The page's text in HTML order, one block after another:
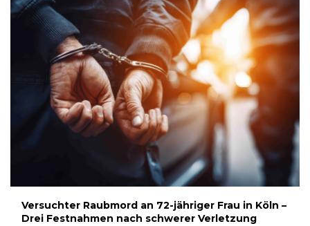
Versuchter Raubmord an 72-jähriger Frau in Köln –
Drei Festnahmen nach schwerer Verletzung